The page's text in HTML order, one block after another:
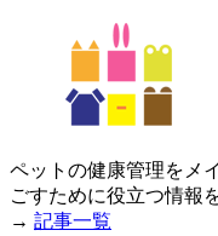
ペットの健康管理をメ
ごすために役立つ情報
→ 記事一覧